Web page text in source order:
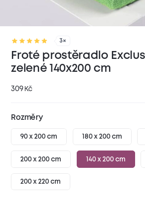
3×
Froté prostěradlo
zelené 140x200 cm
309 Kč
Rozměry
90 x 200 cm 180 x 200 cm
200 x 200 cm 140 x 200 cm
200 x 220 cm